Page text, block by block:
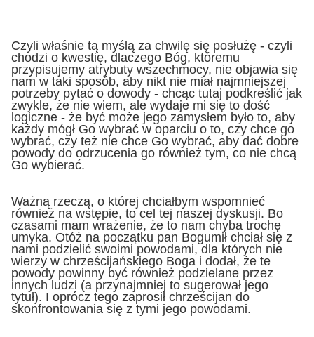
Czyli właśnie tą myślą za chwilę się posłużę - czyli
chodzi o kwestię, dlaczego Bóg, któremu
przypisujemy atrybuty wszechmocy, nie objawia się
nam w taki sposób, aby nikt nie miał najmniejszej
potrzeby pytać o dowody - chcąc tutaj podkreślić jak
zwykle, że nie wiem, ale wydaje mi się to dość
logiczne - że być może jego zamysłem było to, aby
każdy mógł Go wybrać w oparciu o to, czy chce go
wybrać, czy też nie chce Go wybrać, aby dać dobre
powody do odrzucenia go również tym, co nie chcą
Go wybierać.
Ważną rzeczą, o której chciałbym wspomnieć
również na wstępie, to cel tej naszej dyskusji. Bo
czasami mam wrażenie, że to nam chyba trochę
umyka. Otóż na początku pan Bogumił chciał się z
nami podzielić swoimi powodami, dla których nie
wierzy w chrześcijańskiego Boga i dodał, że te
powody powinny być również podzielane przez
innych ludzi (a przynajmniej to sugerował jego
tytuł). I oprócz tego zaprosił chrześcijan do
skonfrontowania się z tymi jego powodami.